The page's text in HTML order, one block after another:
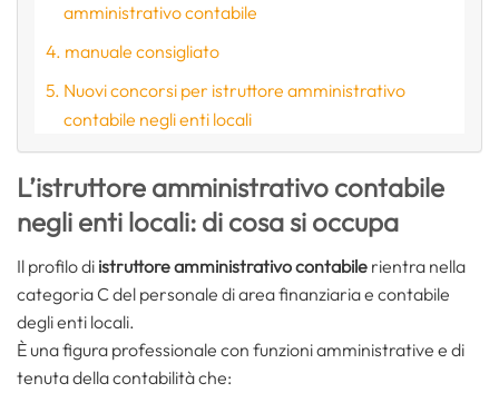
amministrativo contabile
manuale consigliato
Nuovi concorsi per istruttore amministrativo
contabile negli enti locali
L’istruttore amministrativo contabile
negli enti locali: di cosa si occupa
Il profilo di istruttore amministrativo contabile rientra nella
categoria C del personale di area finanziaria e contabile
degli enti locali.
È una figura professionale con funzioni amministrative e di
tenuta della contabilità che: